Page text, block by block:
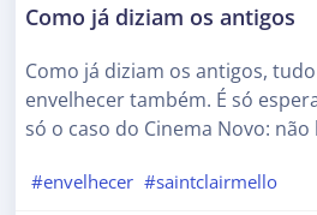
Como já diziam os antigos
Como já diziam os antigos,
envelhecer também. É só
só o caso do Cinema Novo:
#envelhecer #saintclairmello